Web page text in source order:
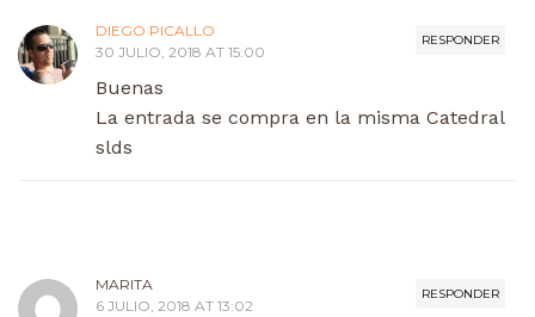
RESPONDER
DIEGO PICALLO
30 JULIO, 2018 AT 15:00
Buenas
La entrada se compra en la misma Catedral
slds
RESPONDER
MARITA
6 JULIO, 2018 AT 13:02